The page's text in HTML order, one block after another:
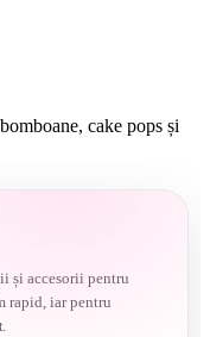
cake pops și
și accesorii pentru
rapid, iar pentru
.